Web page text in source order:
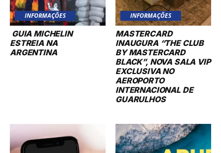
INFORMAÇÕES
GUIA MICHELIN
ESTREIA NA
ARGENTINA
INFORMAÇÕES
MASTERCARD
INAUGURA “THE CLUB
BY MASTERCARD
BLACK”, NOVA SALA VIP
EXCLUSIVA NO
AEROPORTO
INTERNACIONAL DE
GUARULHOS